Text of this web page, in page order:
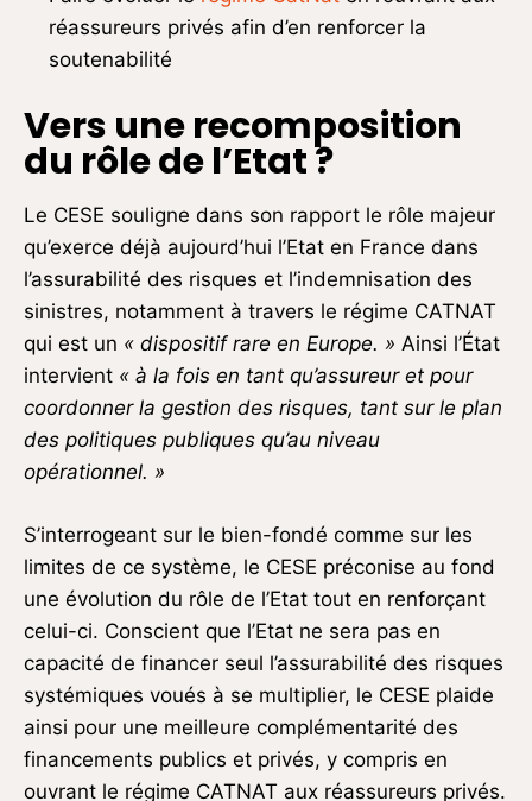
réassureurs privés afin d’en renforcer la
soutenabilité
Vers une recomposition
du rôle de l’Etat ?
Le CESE souligne dans son rapport le rôle majeur
qu’exerce déjà aujourd’hui l’Etat en France dans
l’assurabilité des risques et l’indemnisation des
sinistres, notamment à travers le régime CATNAT
qui est un « dispositif rare en Europe. » Ainsi l’État
intervient « à la fois en tant qu’assureur et pour
coordonner la gestion des risques, tant sur le plan
des politiques publiques qu’au niveau
opérationnel. »
S’interrogeant sur le bien-fondé comme sur les
limites de ce système, le CESE préconise au fond
une évolution du rôle de l’Etat tout en renforçant
celui-ci. Conscient que l’Etat ne sera pas en
capacité de financer seul l’assurabilité des risques
systémiques voués à se multiplier, le CESE plaide
ainsi pour une meilleure complémentarité des
financements publics et privés, y compris en
ouvrant le régime CATNAT aux réassureurs privés.